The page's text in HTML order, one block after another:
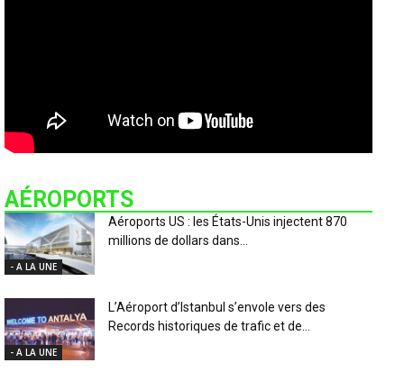
AÉROPORTS
- A LA UNE
Aéroports US : les États-Unis injectent 870
millions de dollars dans...
- A LA UNE
L’Aéroport d’Istanbul s’envole vers des
Records historiques de trafic et de...